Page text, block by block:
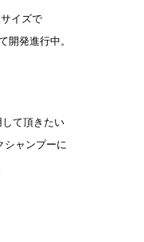
イズで
開発進行中。
て頂きたい
シャンプーに